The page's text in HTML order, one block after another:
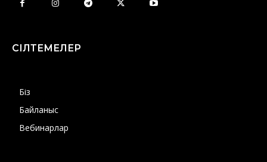
СІЛТЕМЕЛЕР
Біз
Байланыс
Вебинарлар